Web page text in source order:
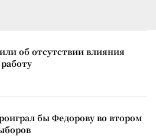
об отсутствии влияния
бы Федорову во втором